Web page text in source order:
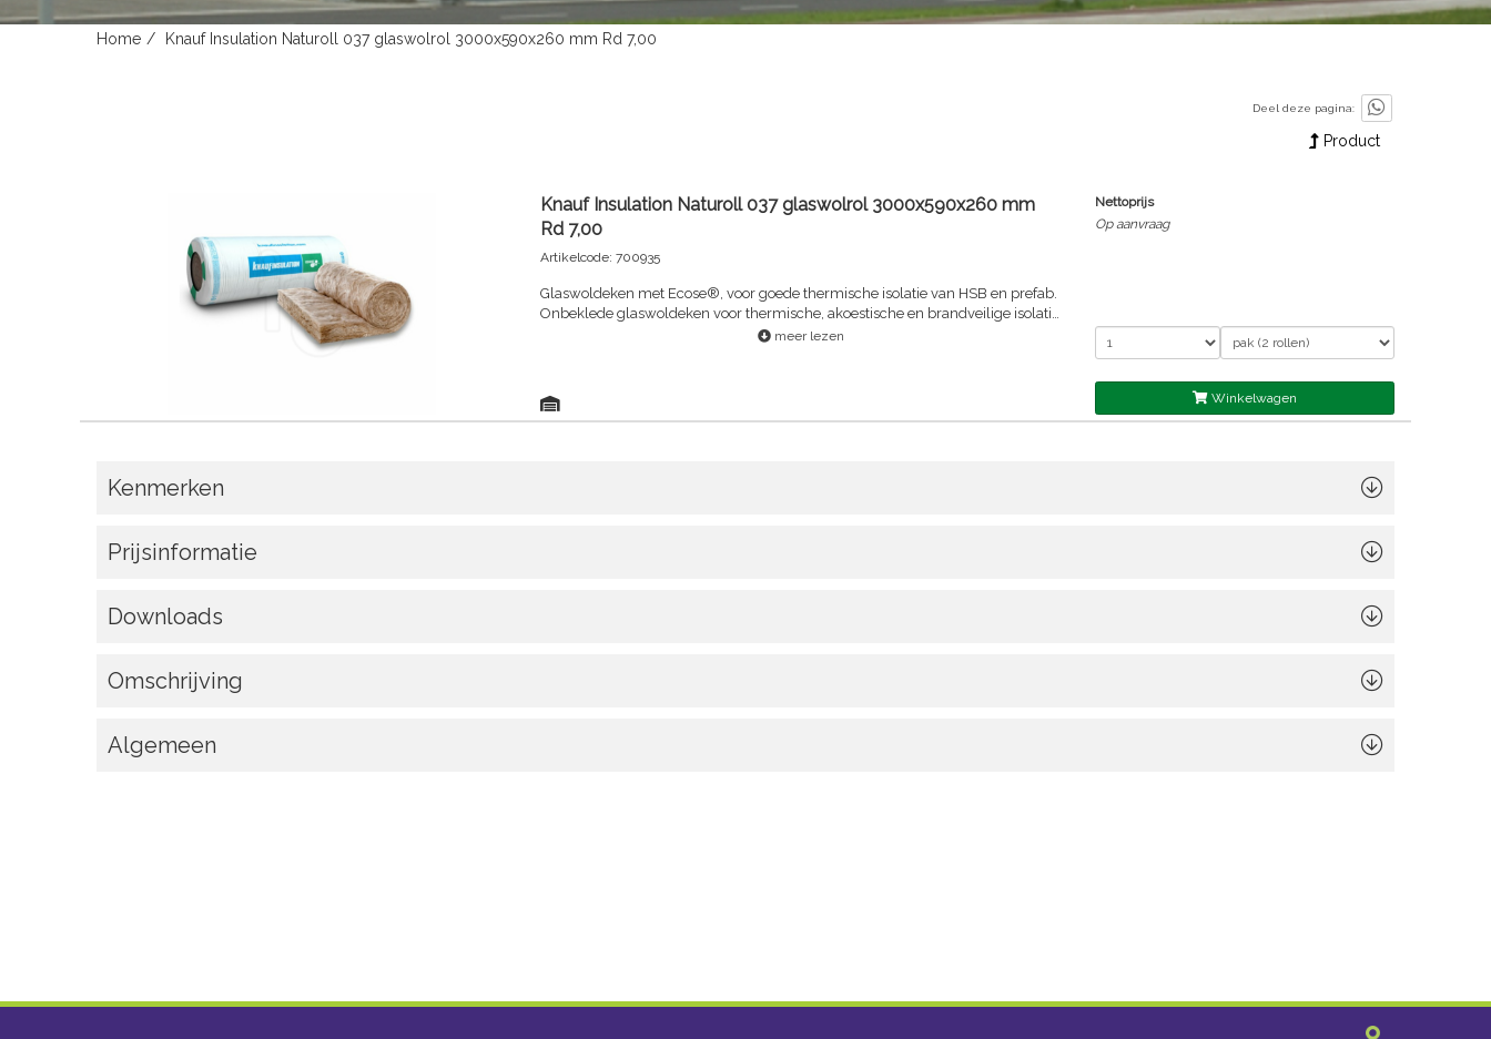
Home Knauf Insulation Naturoll 037 glaswolrol 3000x590x260 mm Rd 7,00
Deel deze pagina:
Product
Knauf Insulation Naturoll 037 glaswolrol 3000x590x260 mm
Rd 7,00
Artikelcode: 700935
Glaswoldeken met Ecose®, voor goede thermische isolatie van HSB en prefab.
Onbeklede glaswoldeken voor thermische, akoestische en brandveilige isolatie
van hellende daken, houtskeletbouw, en prefab wanden, vloeren en
meer lezen
Nettoprijs
Op aanvraag
Winkelwagen
Kenmerken
Prijsinformatie
Downloads
Omschrijving
Algemeen